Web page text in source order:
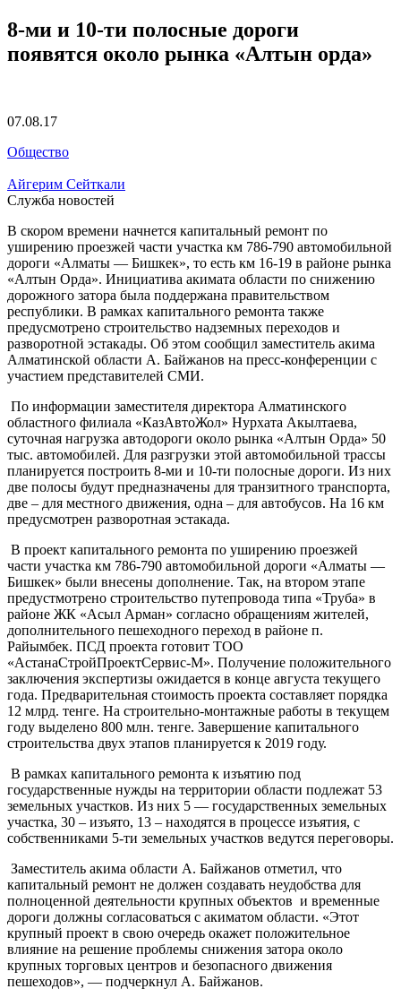
8-ми и 10-ти полосные дороги
появятся около рынка «Алтын орда»
07.08.17
Общество
Айгерим Сейткали
Служба новостей
В скором времени начнется капитальный ремонт по
уширению проезжей части участка км 786-790 автомобильной
дороги «Алматы — Бишкек», то есть км 16-19 в районе рынка
«Алтын Орда». Инициатива акимата области по снижению
дорожного затора была поддержана правительством
республики. В рамках капитального ремонта также
предусмотрено строительство надземных переходов и
разворотной эстакады. Об этом сообщил заместитель акима
Алматинской области А. Байжанов на пресс-конференции с
участием представителей СМИ.
По информации заместителя директора Алматинского
областного филиала «КазАвтоЖол» Нурхата Акылтаева,
суточная нагрузка автодороги около рынка «Алтын Орда» 50
тыс. автомобилей. Для разгрузки этой автомобильной трассы
планируется построить 8-ми и 10-ти полосные дороги. Из них
две полосы будут предназначены для транзитного транспорта,
две – для местного движения, одна – для автобусов. На 16 км
предусмотрен разворотная эстакада.
В проект капитального ремонта по уширению проезжей
части участка км 786-790 автомобильной дороги «Алматы —
Бишкек» были внесены дополнение. Так, на втором этапе
предустмотрено строительство путепровода типа «Труба» в
районе ЖК «Асыл Арман» согласно обращениям жителей,
дополнительного пешеходного переход в районе п.
Райымбек. ПСД проекта готовит ТОО
«АстанаСтройПроектСервис-М». Получение положительного
заключения экспертизы ожидается в конце августа текущего
года. Предварительная стоимость проекта составляет порядка
12 млрд. тенге. На строительно-монтажные работы в текущем
году выделено 800 млн. тенге. Завершение капитального
строительства двух этапов планируется к 2019 году.
В рамках капитального ремонта к изъятию под
государственные нужды на территории области подлежат 53
земельных участков. Из них 5 — государственных земельных
участка, 30 – изъято, 13 – находятся в процессе изъятия, с
собственниками 5-ти земельных участков ведутся переговоры.
Заместитель акима области А. Байжанов отметил, что
капитальный ремонт не должен создавать неудобства для
полноценной деятельности крупных объектов и временные
дороги должны согласоваться с акиматом области. «Этот
крупный проект в свою очередь окажет положительное
влияние на решение проблемы снижения затора около
крупных торговых центров и безопасного движения
пешеходов», — подчеркнул А. Байжанов.